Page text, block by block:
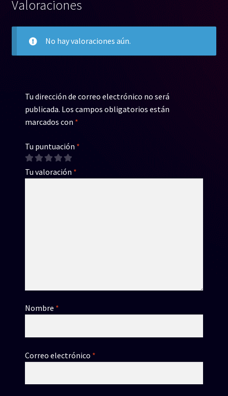
Valoraciones
No hay valoraciones aún.
Tu dirección de correo electrónico no será
publicada. Los campos obligatorios están
marcados con *
Tu puntuación *
Tu valoración *
Nombre *
Correo electrónico *